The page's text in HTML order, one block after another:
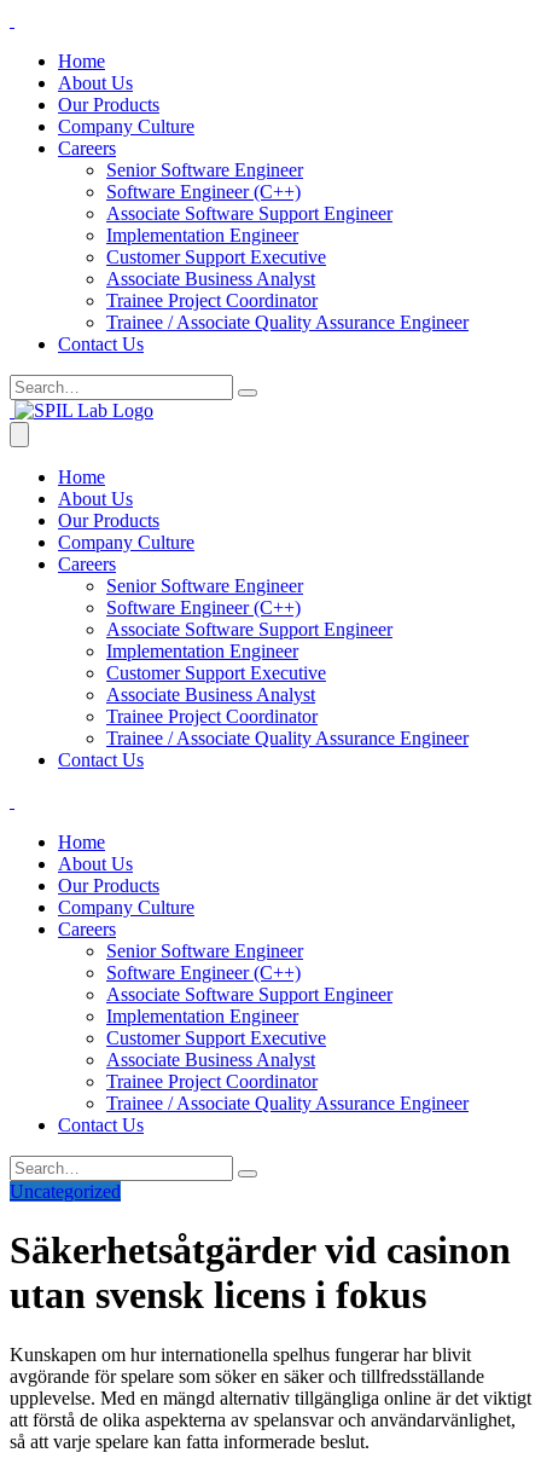
Home
About Us
Our Products
Company Culture
Careers
Senior Software Engineer
Software Engineer (C++)
Associate Software Support Engineer
Implementation Engineer
Customer Support Executive
Associate Business Analyst
Trainee Project Coordinator
Trainee / Associate Quality Assurance Engineer
Contact Us
Home
About Us
Our Products
Company Culture
Careers
Senior Software Engineer
Software Engineer (C++)
Associate Software Support Engineer
Implementation Engineer
Customer Support Executive
Associate Business Analyst
Trainee Project Coordinator
Trainee / Associate Quality Assurance Engineer
Contact Us
Home
About Us
Our Products
Company Culture
Careers
Senior Software Engineer
Software Engineer (C++)
Associate Software Support Engineer
Implementation Engineer
Customer Support Executive
Associate Business Analyst
Trainee Project Coordinator
Trainee / Associate Quality Assurance Engineer
Contact Us
Uncategorized
Säkerhetsåtgärder vid casinon
utan svensk licens i fokus
Kunskapen om hur internationella spelhus fungerar har blivit
avgörande för spelare som söker en säker och tillfredsställande
upplevelse. Med en mängd alternativ tillgängliga online är det viktigt
att förstå de olika aspekterna av spelansvar och användarvänlighet,
så att varje spelare kan fatta informerade beslut.